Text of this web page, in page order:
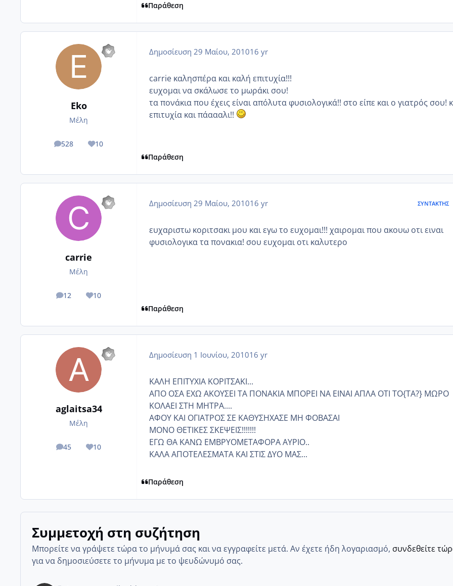
Παράθεση
Eko
Μέλη
528
posts 10
Reputation
Δημοσίευση 29 Μαίου, 201016 yr
carrie καλησπέρα και καλή επιτυχία!!!
ευχομαι να σκάλωσε το μωράκι σου!
τα πονάκια που έχεις είναι απόλυτα φυσιολογικά!! στο είπε και ο γιατρός σου!
επιτυχία και πάαααλι!!
Παράθεση
carrie
Μέλη
12
posts 10
Reputation
Δημοσίευση 29 Μαίου, 201016 yr ΣΥΝΤΆΚΤΗΣ
ευχαριστω κοριτσακι μου και εγω το ευχομαι!!! χαιρομαι που ακουω οτι ειναι
φυσιολογικα τα πονακια! σου ευχομαι οτι καλυτερο
Παράθεση
aglaitsa34
Μέλη
45
posts 10
Reputation
Δημοσίευση 1 Ιουνίου, 201016 yr
ΚΑΛΗ ΕΠΙΤΥΧΙΑ ΚΟΡΙΤΣΑΚΙ...
ΑΠΟ ΟΣΑ ΕΧΩ ΑΚΟΥΣΕΙ ΤΑ ΠΟΝΑΚΙΑ ΜΠΟΡΕΙ ΝΑ ΕΙΝΑΙ ΑΠΛΑ ΟΤΙ ΤΟ{ΤΑ?} ΜΩΡΟ
ΚΟΛΑΕΙ ΣΤΗ ΜΗΤΡΑ....
ΑΦΟΥ ΚΑΙ ΟΓΙΑΤΡΟΣ ΣΕ ΚΑΘΥΣΗΧΑΣΕ ΜΗ ΦΟΒΑΣΑΙ
ΜΟΝΟ ΘΕΤΙΚΕΣ ΣΚΕΨΕΙΣ!!!!!!!
ΕΓΩ ΘΑ ΚΑΝΩ ΕΜΒΡΥΟΜΕΤΑΦΟΡΑ ΑΥΡΙΟ..
ΚΑΛΑ ΑΠΟΤΕΛΕΣΜΑΤΑ ΚΑΙ ΣΤΙΣ ΔΥΟ ΜΑΣ...
Παράθεση
Συμμετοχή στη συζήτηση
Μπορείτε να γράψετε τώρα το μήνυμά σας και να εγγραφείτε μετά. Αν έχετε ήδη λογαριασμό, συνδεθείτε
για να δημοσιεύσετε το μήνυμα με το ψευδώνυμό σας.